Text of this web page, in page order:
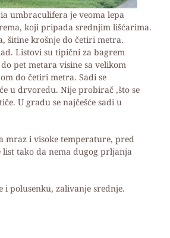
umbraculifera je veoma lepa
koji pripada srednjim lišćarima.
šitine krošnje do četiri metra.
Listovi su tipični za bagrem
pet metara visine sa velikom
do četiri metra. Sadi se
u drvoredu. Nije probirač ,što se
U gradu se najčešće sadi u
mraz i visoke temperature, pred
tako da nema dugog prljanja
i polusenku, zalivanje srednje.